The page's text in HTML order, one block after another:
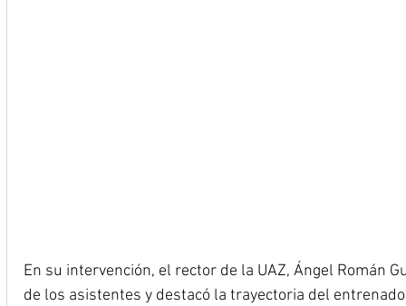
En su intervención, el rector de la UAZ, Ángel Román
de los asistentes y destacó la trayectoria del